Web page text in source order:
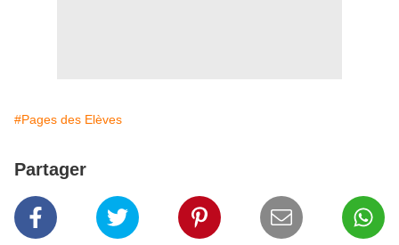
#Pages des Elèves
Partager